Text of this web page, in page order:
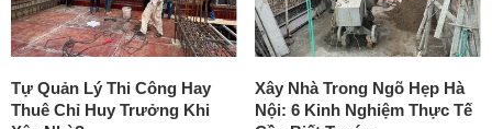
Tự Quản Lý Thi Công Hay
Thuê Chỉ Huy Trưởng Khi
Xây Nhà Trong Ngõ Hẹp Hà
Nội: 6 Kinh Nghiệm Thực Tế